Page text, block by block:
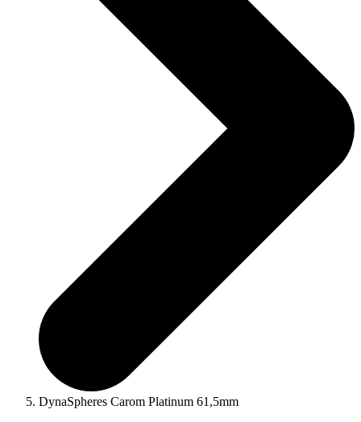
DynaSpheres Carom Platinum 61,5mm